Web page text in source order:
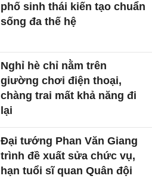
phố sinh thái kiến tạo chuẩn
sống đa thế hệ
Nghỉ hè chỉ nằm trên
giường chơi điện thoại,
chàng trai mất khả năng đi
lại
Đại tướng Phan Văn Giang
trình đề xuất sửa chức vụ,
hạn tuổi sĩ quan Quân đội